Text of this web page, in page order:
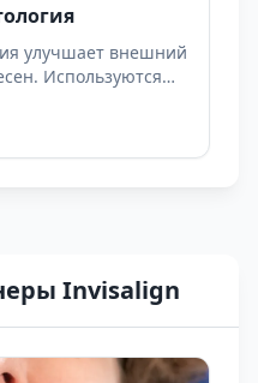
улучшает внешний
Используются
onlay,
Invisalign